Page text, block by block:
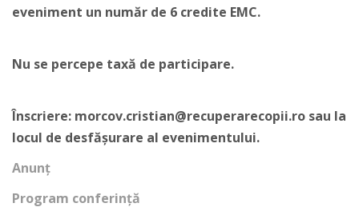
eveniment un număr de 6 credite EMC.
Nu se percepe taxă de participare.
Înscriere: morcov.cristian@recuperarecopii.ro sau la
locul de desfășurare al evenimentului.
Anunț
Program conferință